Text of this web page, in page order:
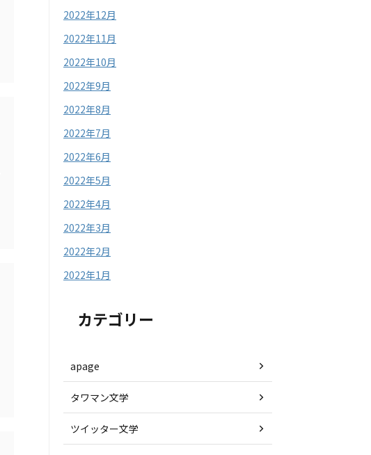
2022年12月
2022年11月
2022年10月
2022年9月
2022年8月
2022年7月
2022年6月
2022年5月
2022年4月
2022年3月
2022年2月
2022年1月
カテゴリー
apage
タワマン文学
ツイッター文学